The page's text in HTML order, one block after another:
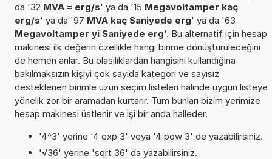
da '32 MVA = erg/s' ya da '15 Megavoltamper kaç
erg/s' ya da '97 MVA kaç Saniyede erg' ya da '63
Megavoltamper yi Saniyede erg'. Bu alternatif için hesap
makinesi ilk değerin özellikle hangi birime dönüştürüleceğini
de hemen anlar. Bu olasılıklardan hangisini kullandığına
bakılmaksızın kişiyi çok sayıda kategori ve sayısız
desteklenen birimle uzun seçim listeleri halinde uygun listeye
yönelik zor bir aramadan kurtarır. Tüm bunları bizim yerimize
hesap makinesi üstlenir ve işi bir anda halleder.
'4^3' yerine '4 exp 3' veya '4 pow 3' de yazabilirsiniz.
'√36' yerine 'sqrt 36' da yazabilirsiniz.